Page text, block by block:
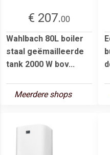
€ 207.00
Wahlbach 80L boiler
staal geëmailleerde
tank 2000 W bov...
Meerdere shops